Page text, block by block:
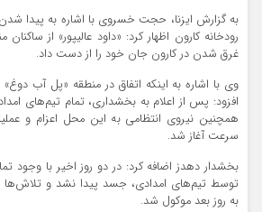
به گزارش ایزنا، حجت خسروی با اشاره به پیدا
رودخانه کارون اظهار کرد: «داود عالیپور» از
غرق شدن در کارون جان خود را از دست داد.
وی با اشاره به اینکه اتفاق در منطقه «پل آب
افزود: پس از اعلام به بخشداری، تمام تیم‌های
همچنین نیروی انتظامی به این محل اعزام و
سرعت آغاز شد.
بخشدار دهدز اضافه کرد: در دو روز اخیر با وجود
توسط تیم‌های امدادی، جسد پیدا نشد و تلاش‌ها
به روز بعد موکول شد.